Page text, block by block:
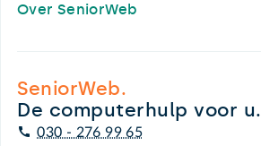
Over SeniorWeb
SeniorWeb.
De computerhulp voor u.
030 - 276 99 65